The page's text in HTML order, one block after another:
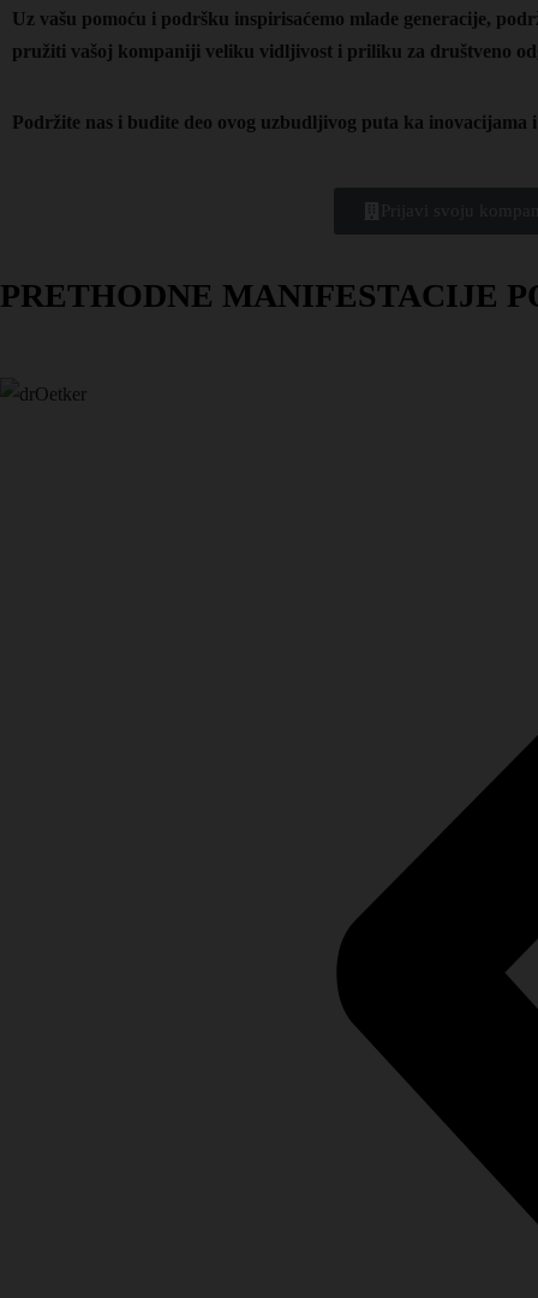
Uz vašu pomoću i podršku inspirisaćemo mlade generacije,
pružiti vašoj kompaniji veliku vidljivost i priliku za društveno
Podržite nas i budite deo ovog uzbudljivog puta ka inovacijama
PRETHODNE MANIFESTACIJE